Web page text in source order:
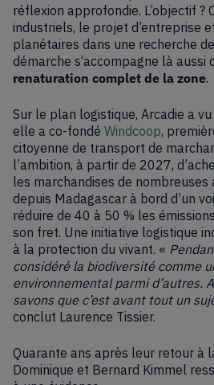
réflexion approfondie. L’objectif ?
industriels, le projet d’entreprise
planétaires dans une recherche
démarche s‘accompagne là aussi
renaturation complet de la zone.
Sur le plan logistique, Arcadie a
elle a co-fondé Windcoop,
citoyenne de transport de
l’ambition, à partir de 2027,
les marchandises de
depuis Madagascar à bord d’un
réduire de 40 à 50 % les
son fret. Une initiative logistique
à la protection du vivant. «
considéré la biodiversité comme
environnemental parmi d’autres.
savons que c’est avant tout un
conclut Laurence Tissier.
Quarante ans après leur retour à
Dominique et Bernard Kimmel